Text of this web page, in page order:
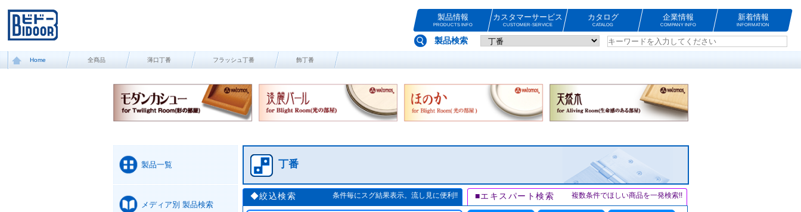
製品情報
PRODUCTS INFO
カスタマーサービス
CUSTOMER-SERVICE
カタログ
CATALOG
企業情報
COMPANY INFO
新着情報
INFORMATION
製品検索
Home 全商品 薄口丁番 フラッシュ丁番 飾丁番
丁番
製品一覧
メディア別 製品検索
◆絞込検索 条件毎にスグ結果表示。流し見に便利!! ■エキスパート検索 複数条件でほしい商品を一発検索!!